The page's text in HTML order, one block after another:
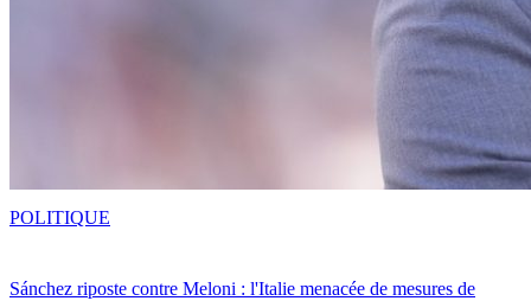
Sánchez riposte contre Meloni : l'Italie menacée de mesures de
POLITIQUE